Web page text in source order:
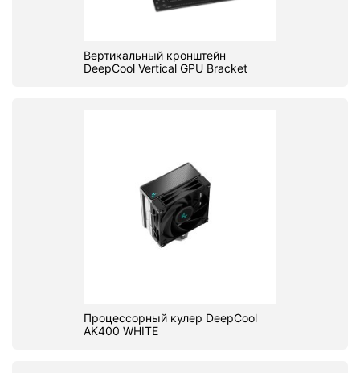
Вертикальный кронштейн
DeepCool Vertical GPU Bracket
Процессорный кулер DeepCool
AK400 WHITE